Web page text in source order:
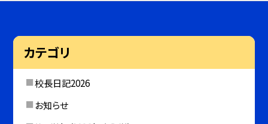
カテゴリ
校長日記2026
お知らせ